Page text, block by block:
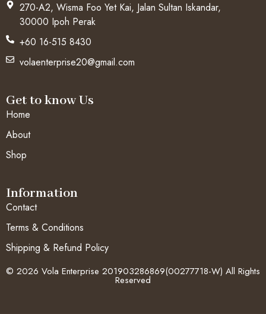
270-A2, Wisma Foo Yet Kai, Jalan Sultan Iskandar,
30000 Ipoh Perak
+60 16-515 8430
volaenterprise20@gmail.com
Get to know Us
Home
About
Shop
Information
Contact
Terms & Conditions
Shipping & Refund Policy
© 2026 Vola Enterprise 201903286869(00277718-W) All Rights
Reserved